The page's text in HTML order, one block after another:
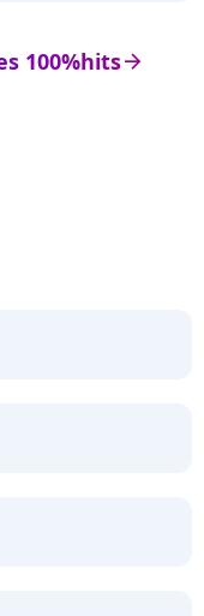
arrow_right
100%hits